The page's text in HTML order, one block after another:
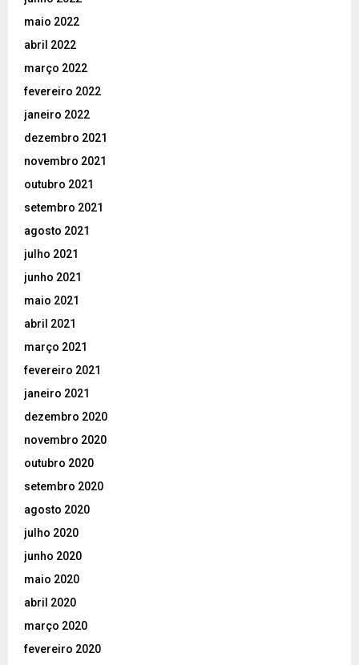
maio 2022
abril 2022
março 2022
fevereiro 2022
janeiro 2022
dezembro 2021
novembro 2021
outubro 2021
setembro 2021
agosto 2021
julho 2021
junho 2021
maio 2021
abril 2021
março 2021
fevereiro 2021
janeiro 2021
dezembro 2020
novembro 2020
outubro 2020
setembro 2020
agosto 2020
julho 2020
junho 2020
maio 2020
abril 2020
março 2020
fevereiro 2020